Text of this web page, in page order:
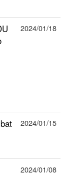
2024/01/18
2024/01/15
2024/01/08